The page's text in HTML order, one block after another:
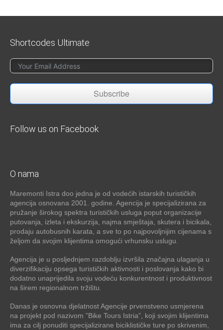
Shortcodes Ultimate
Subscribe
Follow us on Facebook
O nama
Maremonti Istra doo jedna je od vodećih istarskih turističkih
agencija osnovana 2001. godine. Agencija je specijalizirana za
pružanje širokog spektra turističkih usluga poput organizacije
putovanja, izleta i ekskurzija, najma smještaja, skutera i bicikala,
prodaju autobusnih karata, a sve to po najpovoljnijim cijenama s
željom da svojim klijentima omogući vrhunsku uslugu.
Agencija je u posljednjem razdoblju izvršila značajna ulaganja u
diverzifikaciju opsega turističkih aktivnosti i poslovanja kako bi
dodatno unaprijedila svoju vodeću konkurentnost i produktivnost
na širem regionalnom tržištu.
Danas je osnovna djelatnost Agencije prvenstveno usmjerena
na projekt pod nazivom ”Bike Tours Istria”, koji svojim klijentima
ima za cilj ponuditi specijalizirane biciklističke ture po skrivenim,